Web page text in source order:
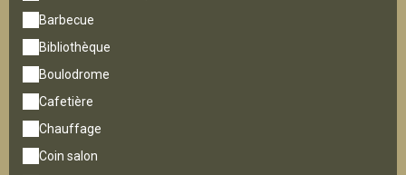
Barbecue
Bibliothèque
Boulodrome
Cafetière
Chauffage
Coin salon